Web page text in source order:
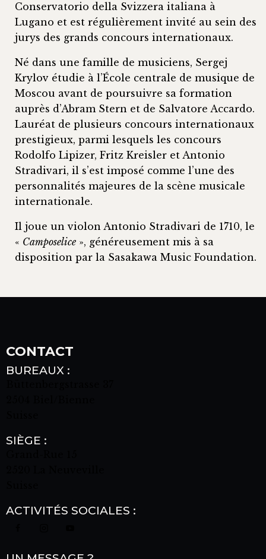
Conservatorio della Svizzera italiana à
Lugano et est régulièrement invité au sein des
jurys des grands concours internationaux.
Né dans une famille de musiciens, Sergej
Krylov étudie à l’École centrale de musique de
Moscou avant de poursuivre sa formation
auprès d’Abram Stern et de Salvatore Accardo.
Lauréat de plusieurs concours internationaux
prestigieux, parmi lesquels les concours
Rodolfo Lipizer, Fritz Kreisler et Antonio
Stradivari, il s’est imposé comme l’une des
personnalités majeures de la scène musicale
internationale.
Il joue un violon Antonio Stradivari de 1710, le
« Camposelice », généreusement mis à sa
disposition par la Sasakawa Music Foundation.
CONTACT
BUREAUX :
SIÈGE :
ACTIVITÉS SOCIALES :